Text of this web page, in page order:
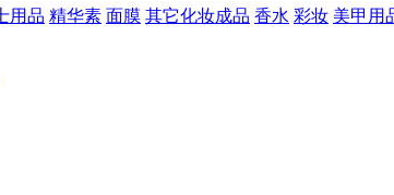
用品 精华素 面膜 其它化妆成品 香水 彩妆 美甲用